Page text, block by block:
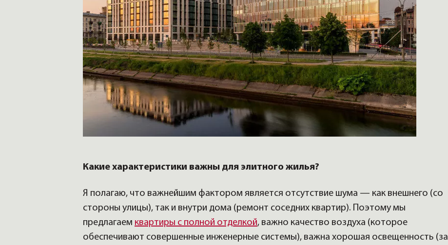
Какие характеристики важны для элитного жилья?
Я полагаю, что важнейшим фактором является отсутствие шума — как внешнего (со
стороны улицы), так и внутри дома (ремонт соседних квартир). Поэтому мы
предлагаем квартиры с полной отделкой, важно качество воздуха (которое
обеспечивают совершенные инженерные системы), важна хорошая освещенность (за